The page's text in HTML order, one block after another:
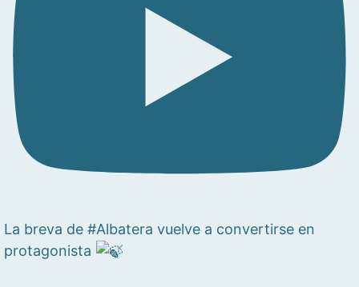
La breva de #Albatera vuelve a convertirse en
protagonista